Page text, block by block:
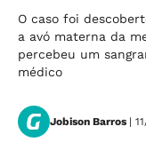
O caso foi
a avó materna da
percebeu um
médico
Jobison Barros |